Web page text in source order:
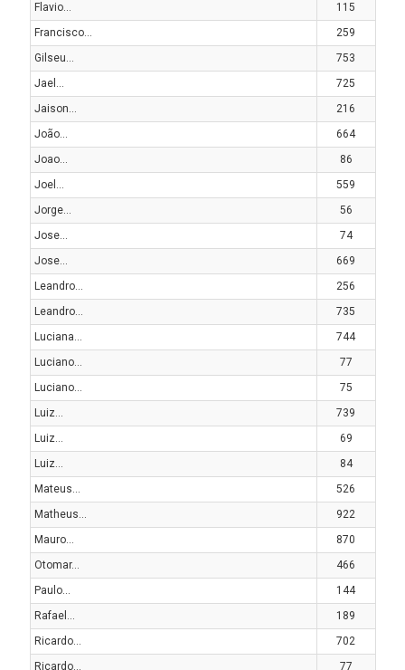
Flavio...
115
Francisco...
259
Gilseu...
753
Jael...
725
Jaison...
216
João...
664
Joao...
86
Joel...
559
Jorge...
56
Jose...
74
Jose...
669
Leandro...
256
Leandro...
735
Luciana...
744
Luciano...
77
Luciano...
75
Luiz...
739
Luiz...
69
Luiz...
84
Mateus...
526
Matheus...
922
Mauro...
870
Otomar...
466
Paulo...
144
Rafael...
189
Ricardo...
702
Ricardo...
77